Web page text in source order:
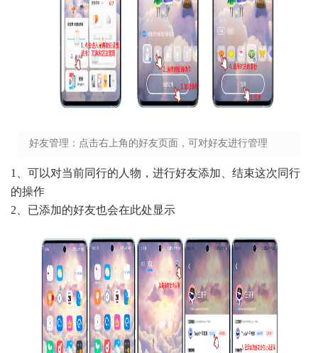
好友管理：点击右上角的好友页面，可对好友进行管理
1、可以对当前同行的人物，进行好友添加、结束这次同行
的操作
2、已添加的好友也会在此处显示